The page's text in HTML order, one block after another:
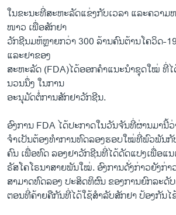
ໃນຂະນະທີ່ສະຫະລັດແຂ່ງກັບເວລາ ແລະຄວາມ
ໜາວ ເພື່ອສັກຢາ
ວັກຊີນມຫ້ຫຼາຍກວ່າ 300 ລ້ານຄົນຕ້ານໂຄວິດ-
ແລະຢາຂອງ
ສະຫະລັດ (FDA)ໄດ້ອອກຄຳແນະນຳຊຸດໃໝ່ ທີ່
ນວນນຶ່ງ ໃນການ
ອະນຸມັດຕໍ່ການສັກຢາວັກຊີນ.
ອົງການ FDA ໄດ້ປະກາດໃນວັນຈັນທີ່ຜ່ານມານີ້
ຈຳເປັນຕ້ອງທຳການທົດລອງຮອບໃໝ່ທີ່ພົວພັນ
ຄົນ ເພື່ອທົດ ລອງຢາວັກຊີນທີ່ໄດ້ດັດແປງເພື່ອແ
ຣັສໂຄໂຣນາສາຍພັນໃໝ່. ອົງການດັ່ງກ່າວຍັງກ່
ສາມາດທົດລອງ ປະສິດທິຜົນ ຂອງການຍົກລະດັ
ຕອນທີ່ຄ້າຍຄືກັນທີ່ໄດ້ໃຊ້ສຳລັບສັກຢາ ປ້ອງກັນ